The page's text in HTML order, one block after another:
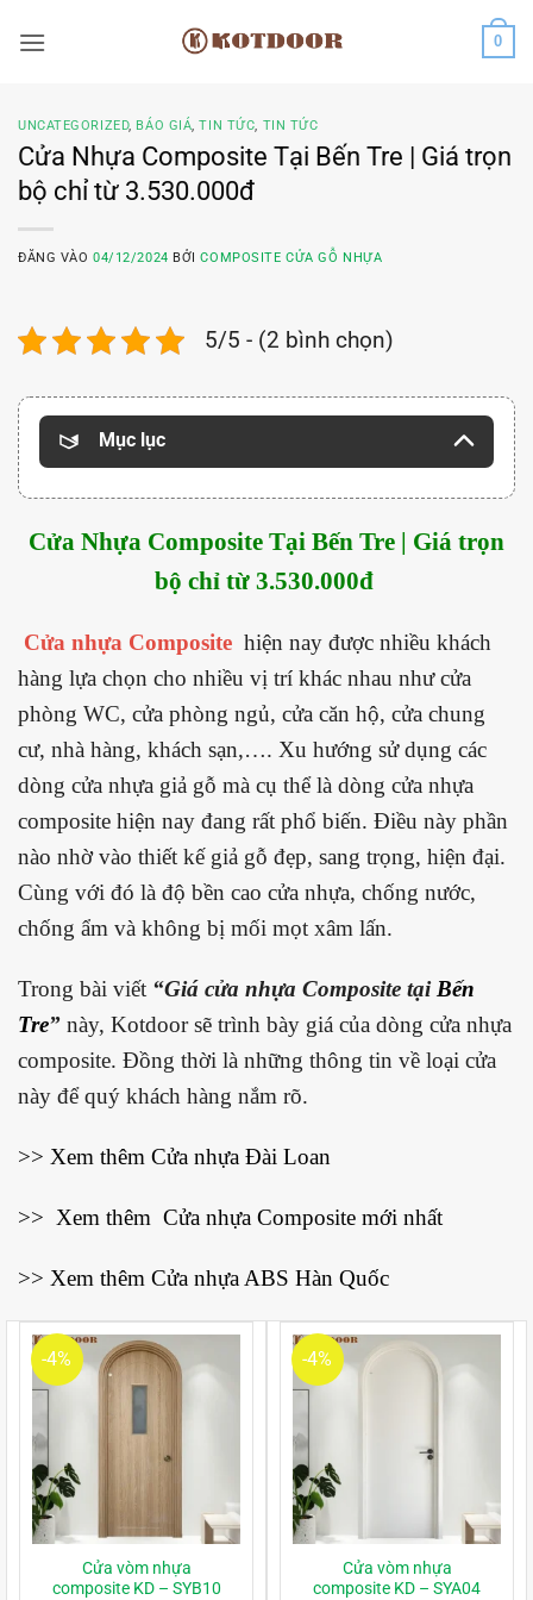
qua
0
UNCATEGORIZED, BÁO GIÁ,TIN TỨC, TIN TỨC
Cửa Nhựa Composite Tại Bến Tre | Giá trọn
bộ chỉ từ 3.530.000đ
ĐĂNG VÀO04/12/2024 BỞICOMPOSITE CỬA GỖ NHỰA
5/5 - (2 bình chọn)
Mục lục
Cửa Nhựa Composite Tại Bến Tre | Giá trọn
bộ chỉ từ 3.530.000đ
Cửa nhựa Composite hiện nay được nhiều khách
hàng lựa chọn cho nhiều vị trí khác nhau như cửa
phòng WC, cửa phòng ngủ, cửa căn hộ, cửa chung
cư, nhà hàng, khách sạn,…. Xu hướng sử dụng các
dòng cửa nhựa giả gỗ mà cụ thể là dòng cửa nhựa
composite hiện nay đang rất phổ biến. Điều này phần
nào nhờ vào thiết kế giả gỗ đẹp, sang trọng, hiện đại.
Cùng với đó là độ bền cao cửa nhựa, chống nước,
chống ẩm và không bị mối mọt xâm lấn.
Trong bài viết “Giá cửa nhựa Composite tại Bến
Tre” này, Kotdoor sẽ trình bày giá của dòng cửa nhựa
composite. Đồng thời là những thông tin về loại cửa
này để quý khách hàng nắm rõ.
>> Xem thêm Cửa nhựa Đài Loan
>> Xem thêm Cửa nhựa Composite mới nhất
>> Xem thêm Cửa nhựa ABS Hàn Quốc
-4%
Cửa vòm nhựa
composite KD – SYB10
-4%
Cửa vòm nhựa
composite KD – SYA04